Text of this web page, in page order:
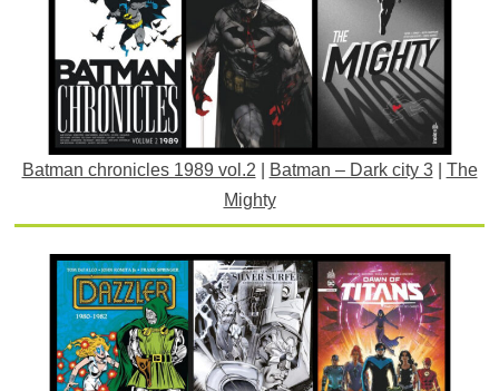
Batman chronicles 1989 vol.2 Batman – Dark city 3| The
Mighty